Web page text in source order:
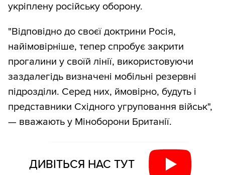
укріплену російську оборону.
"Відповідно до своєї доктрини Росія,
найімовірніше, тепер спробує закрити
прогалини у своїй лінії, використовуючи
заздалегідь визначені мобільні резервні
підрозділи. Серед них, ймовірно, будуть і
представники Східного угруповання військ",
— вважають у Міноборони Британії.
ДИВІТЬСЯ НАС ТУТ